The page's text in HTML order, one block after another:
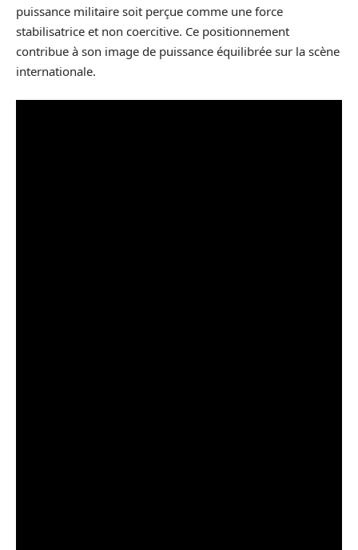
puissance militaire soit perçue comme une force
stabilisatrice et non coercitive. Ce positionnement
contribue à son image de puissance équilibrée sur la scène
internationale.